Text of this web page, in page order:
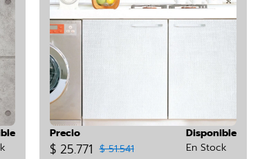
Precio
$ 25.771 $ 51.541
Disponible
En Stock